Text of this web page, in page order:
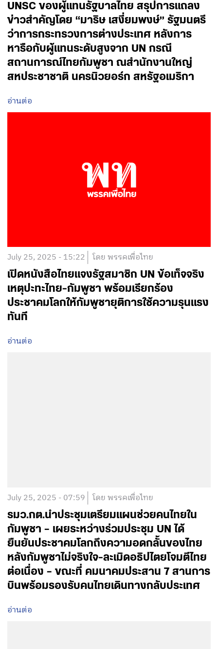
UNSC ของผู้แทนรัฐบาลไทย สรุปการแถลง
ข่าวสำคัญโดย “มาริษ เสงี่ยมพงษ์” รัฐมนตรี
ว่าการกระทรวงการต่างประเทศ หลังการ
หารือกับผู้แทนระดับสูงจาก UN กรณี
สถานการณ์ไทยกัมพูชา ณสำนักงานใหญ่
สหประชาชาติ นครนิวยอร์ก สหรัฐอเมริกา
อ่านต่อ
July 25, 2025 - 15:22 โดย พรรคเพื่อไทย
เปิดหนังสือไทยแจงรัฐสมาชิก UN ข้อเท็จจริง
เหตุปะทะไทย-กัมพูชา พร้อมเรียกร้อง
ประชาคมโลกให้กัมพูชายุติการใช้ความรุนแรง
ทันที
อ่านต่อ
July 25, 2025 - 07:59 โดย พรรคเพื่อไทย
รมว.กต.นำประชุมเตรียมแผนช่วยคนไทยใน
กัมพูชา – เผยระหว่างร่วมประชุม UN ได้
ยืนยันประชาคมโลกถึงความอดกลั้นของไทย
หลังกัมพูชาไม่จริงใจ-ละเมิดอธิปไตยโจมตีไทย
ต่อเนื่อง – ขณะที่ คมนาคมประสาน 7 สานการ
บินพร้อมรองรับคนไทยเดินทางกลับประเทศ
อ่านต่อ